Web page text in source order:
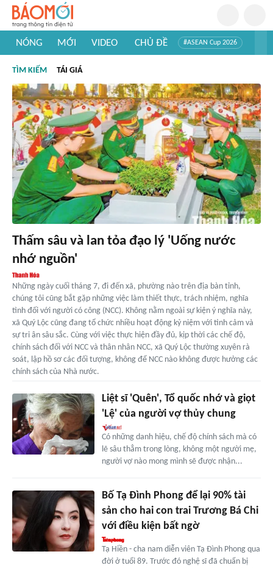
NÓNG MỚI VIDEO CHỦ ĐỀ #ASEAN Cup 2026
#Khám phá Việt Nam
TÌM KIẾM TÁI GIÁ
Thấm sâu và lan tỏa đạo lý 'Uống nước
nhớ nguồn'
Những ngày cuối tháng 7, đi đến xã, phường nào trên địa bàn tỉnh,
chúng tôi cũng bắt gặp những việc làm thiết thực, trách nhiệm, nghĩa
tình đối với người có công (NCC). Không nằm ngoài sự kiện ý nghĩa này,
xã Quý Lộc cũng đang tổ chức nhiều hoạt động kỷ niệm với tình cảm và
sự tri ân sâu sắc. Cùng với việc thực hiện đầy đủ, kịp thời các chế độ,
chính sách đối với NCC và thân nhân NCC, xã Quý Lộc thường xuyên rà
soát, lập hồ sơ các đối tượng, không để NCC nào không được hưởng các
chính sách của Nhà nước.
Liệt sĩ 'Quên', Tổ quốc nhớ và giọt
'Lệ' của người vợ thủy chung
Có những danh hiệu, chế độ chính sách mà có
lẽ sâu thẳm trong lòng, không một người mẹ,
người vợ nào mong mình sẽ được nhận...
Bố Tạ Đình Phong để lại 90% tài
sản cho hai con trai Trương Bá Chi
với điều kiện bất ngờ
Tạ Hiền - cha nam diễn viên Tạ Đình Phong qua
đời ở tuổi 89. Trước đó nghệ sĩ đã chuẩn bị